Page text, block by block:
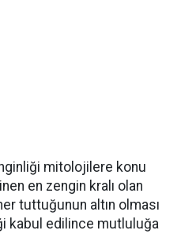
mitolojilere konu
en zengin kralı olan
tuttuğunun altın olması
kabul edilince mutluluğa